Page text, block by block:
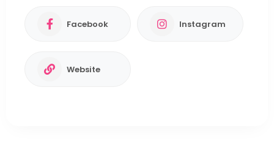
Facebook Instagram
Website